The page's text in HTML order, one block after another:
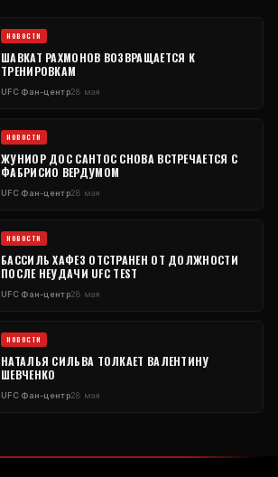
НОВОСТИ
ШАВКАТ РАХМОНОВ ВОЗВРАЩАЕТСЯ К
ТРЕНИРОВКАМ
UFCФан-центр28 мая
НОВОСТИ
ЖУНИОР ДОС САНТОС СНОВА ВСТРЕЧАЕТСЯ С
ФАБРИСИО ВЕРДУМОМ
UFCФан-центр28 мая
НОВОСТИ
БАССИЛЬ ХАФЕЗ ОТСТРАНЕН ОТ ДОЛЖНОСТИ
ПОСЛЕ НЕУДАЧИ UFC TEST
UFCФан-центр28 мая
НОВОСТИ
НАТАЛЬЯ СИЛЬВА ТОЛКАЕТ ВАЛЕНТИНУ
ШЕВЧЕНКО
UFCФан-центр28 мая